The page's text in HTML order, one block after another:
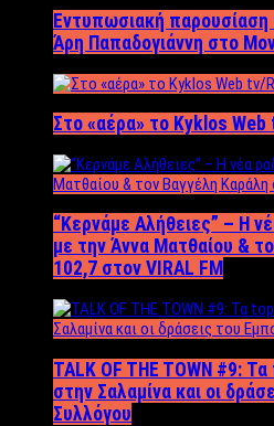
Εντυπωσιακή παρουσίαση
Άρη Παπαδογιάννη στο
Στο «αέρα» το Kyklos
“Kερνάμε Αλήθειες” – Η
με την Άννα Ματθαίου &
102,7 στον VIRAL FM
TALK OF THE TOWN #9:
στην Σαλαμίνα και οι
Συλλόγου